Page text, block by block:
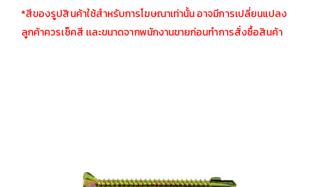
*สีของรูปสินค้าใช้สำหรับการโฆษณาเท่านั้น อาจมีการเปลี่ยนแปลง
ลูกค้าควรเช็คสี เเละขนาดจากพนักงานขายก่อนทำการสั่งซื้อสินค้า